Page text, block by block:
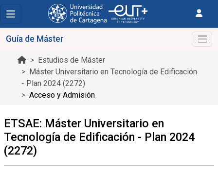
Estudios de Máster
Máster Universitario en Tecnología de Edificación
- Plan 2024 (2272)
Acceso y Admisión
Guía de Máster
ETSAE: Máster Universitario en
Tecnología de Edificación - Plan 2024
(2272)